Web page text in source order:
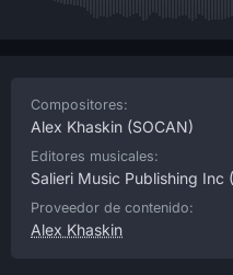
Compositores:
Alex Khaskin (SOCAN)
Editores musicales:
Salieri Music Publishing Inc
Proveedor de contenido:
Alex Khaskin